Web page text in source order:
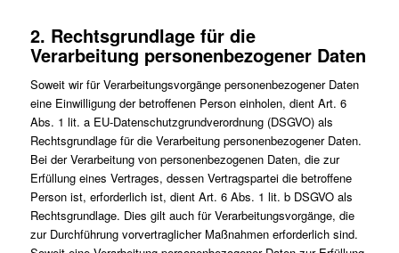
2. Rechtsgrundlage für die
Verarbeitung personenbezogener Daten
Soweit wir für Verarbeitungsvorgänge personenbezogener Daten
eine Einwilligung der betroffenen Person einholen, dient Art. 6
Abs. 1 lit. a EU-Datenschutzgrundverordnung (DSGVO) als
Rechtsgrundlage für die Verarbeitung personenbezogener Daten.
Bei der Verarbeitung von personenbezogenen Daten, die zur
Erfüllung eines Vertrages, dessen Vertragspartei die betroffene
Person ist, erforderlich ist, dient Art. 6 Abs. 1 lit. b DSGVO als
Rechtsgrundlage. Dies gilt auch für Verarbeitungsvorgänge, die
zur Durchführung vorvertraglicher Maßnahmen erforderlich sind.